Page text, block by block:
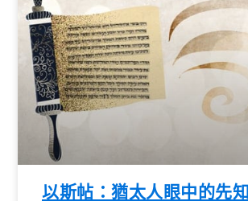
以斯帖：猶太人眼中的先知